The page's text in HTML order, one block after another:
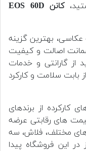
کانن EOS 60D
بهترین گزینه
ضمانت اصالت و کیفیت
از گارانتی و خدمات
بابت سلامت و کارکرد
از برندهای
های رقابتی عرضه
مختلف، فلاش، سه
در این فروشگاه پیدا